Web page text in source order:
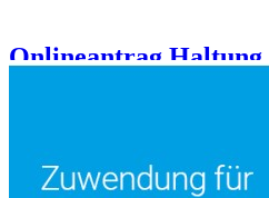
Onlineantrag Haltung...